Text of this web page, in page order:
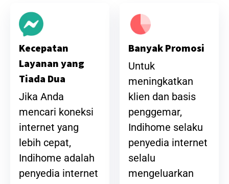
Kecepatan
Layanan yang
Tiada Dua
Jika Anda
mencari koneksi
internet yang
lebih cepat,
Indihome adalah
penyedia internet
Banyak Promosi
Untuk
meningkatkan
klien dan basis
penggemar,
Indihome selaku
penyedia internet
selalu
mengeluarkan